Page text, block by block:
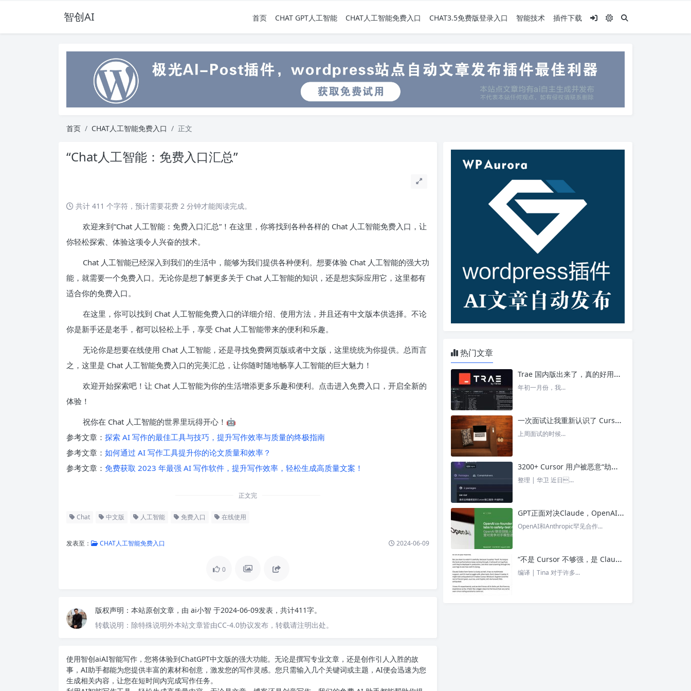
智创AI 首页 CHAT GPT人工智能 CHAT人工智能免费入口 CHAT3.5免费版登录入口 智能技术 插件下载
首页 CHAT人工智能免费入口 正文
“Chat人工智能：免费入口汇总”
共计 411 个字符，预计需要花费 2 分钟才能阅读完成。
欢迎来到“Chat 人工智能：免费入口汇总”！在这里，你将找到各种各样的 Chat 人工智能免费入口，让
你轻松探索、体验这项令人兴奋的技术。
Chat 人工智能已经深入到我们的生活中，能够为我们提供各种便利。想要体验 Chat 人工智能的强大功
能，就需要一个免费入口。无论你是想了解更多关于 Chat 人工智能的知识，还是想实际应用它，这里都有
适合你的免费入口。
在这里，你可以找到 Chat 人工智能免费入口的详细介绍、使用方法，并且还有中文版本供选择。不论
你是新手还是老手，都可以轻松上手，享受 Chat 人工智能带来的便利和乐趣。
无论你是想要在线使用 Chat 人工智能，还是寻找免费网页版或者中文版，这里统统为你提供。总而言
之，这里是 Chat 人工智能免费入口的完美汇总，让你随时随地畅享人工智能的巨大魅力！
欢迎开始探索吧！让 Chat 人工智能为你的生活增添更多乐趣和便利。点击进入免费入口，开启全新的
体验！
祝你在 Chat 人工智能的世界里玩得开心！🤖
参考文章： 探索 AI 写作的最佳工具与技巧，提升写作效率与质量的终极指南
参考文章： 如何通过 AI 写作工具提升你的论文质量和效率？
参考文章： 免费获取 2023 年最强 AI 写作软件，提升写作效率，轻松生成高质量文案！
正文完
Chat 中文版 人工智能 免费入口 在线使用
发表至： CHAT人工智能免费入口 2024-06-09
0
版权声明： 本站原创文章，由 ai小智 于2024-06-09发表，共计411字。
转载说明： 除特殊说明外本站文章皆由CC-4.0协议发布，转载请注明出处。
使用智创aiAI智能写作 ，您将体验到ChatGPT中文版的强大功能。无论是撰写专业文章，还是创作引人入胜的故
事，AI助手都能为您提供丰富的素材和创意，激发您的写作灵感。您只需输入几个关键词或主题，AI便会迅速为您
生成相关内容，让您在短时间内完成写作任务。
热门文章
Trae 国内版出来了，真的好用吗？ – 今日头条
年初一月份，我...
一次面试让我重新认识了 Cursor – 今日头条
上周面试的时候...
3200+ Cursor 用户被恶意“劫持”！贪图“便宜 API”却惨遭收割， AI 开发者们要小心了 – 今日头条
整理 | 华卫 近日...
GPT正面对决Claude，OpenAI竟没全赢，AI安全「极限大测」真相曝光 – 今日头条
OpenAI和Anthropic罕见合作...
“不是 Cursor 不够强，是 Claude Code 太猛了” ！创始人详解Claude Code如何改写编程方式 – 今日头条
编译 | Tina 对于许多...